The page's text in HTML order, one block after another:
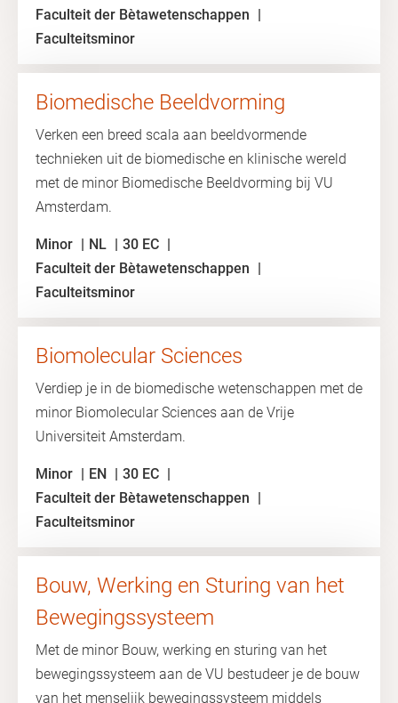
Faculteit der Bètawetenschappen
Faculteitsminor
Biomedische Beeldvorming
Verken een breed scala aan beeldvormende
technieken uit de biomedische en klinische wereld
met de minor Biomedische Beeldvorming bij VU
Amsterdam.
Minor NL
30 EC
Faculteit der Bètawetenschappen
Faculteitsminor
Biomolecular Sciences
Verdiep je in de biomedische wetenschappen met de
minor Biomolecular Sciences aan de Vrije
Universiteit Amsterdam.
Minor EN
30 EC
Faculteit der Bètawetenschappen
Faculteitsminor
Bouw, Werking en Sturing van het
Bewegingssysteem
Met de minor Bouw, werking en sturing van het
bewegingssysteem aan de VU bestudeer je de bouw
van het menselijk bewegingssysteem middels